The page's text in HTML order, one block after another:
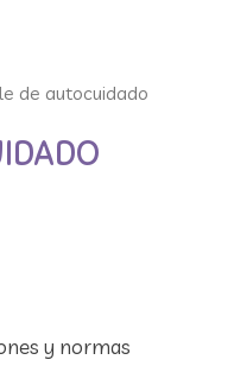
de autocuidado
y normas